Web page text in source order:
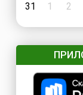
31
1 2